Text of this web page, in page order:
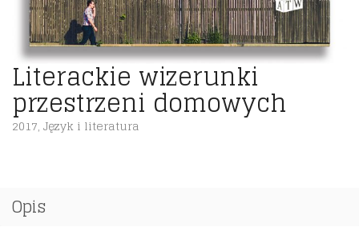
Literackie wizerunki
przestrzeni domowych
2017, Język i literatura
Opis